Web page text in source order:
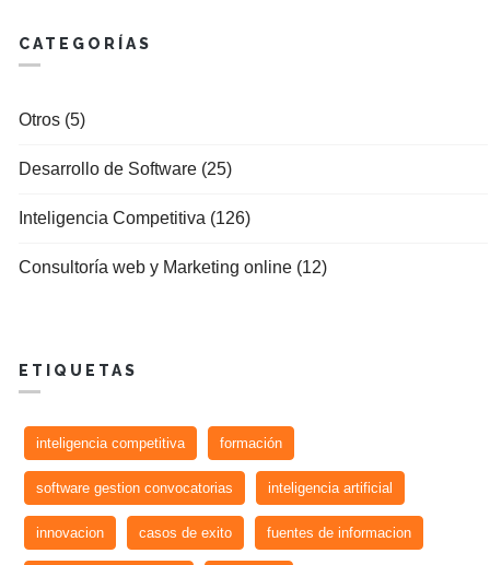
CATEGORÍAS
Otros (5)
Desarrollo de Software (25)
Inteligencia Competitiva (126)
Consultoría web y Marketing online (12)
ETIQUETAS
inteligencia competitiva formación
software gestion convocatorias inteligencia artificial
innovacion casos de exito fuentes de informacion